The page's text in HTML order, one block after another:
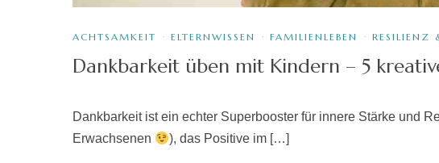
ACHTSAMKEIT · ELTERNWISSEN · FAMILIENLEBEN · RESILIENZ
Dankbarkeit üben mit Kindern – 5
Dankbarkeit ist ein echter Superbooster für innere Stärke und
Erwachsenen
), das Positive im […]